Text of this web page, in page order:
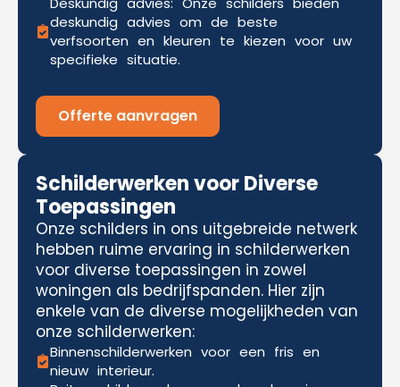
deskundig advies om de beste
verfsoorten en kleuren te kiezen voor uw
specifieke situatie.
Offerte aanvragen
Schilderwerken voor Diverse
Toepassingen
Onze schilders in ons uitgebreide netwerk
hebben ruime ervaring in schilderwerken
voor diverse toepassingen in zowel
woningen als bedrijfspanden. Hier zijn
enkele van de diverse mogelijkheden van
onze schilderwerken:
Binnenschilderwerken voor een fris en
nieuw interieur.